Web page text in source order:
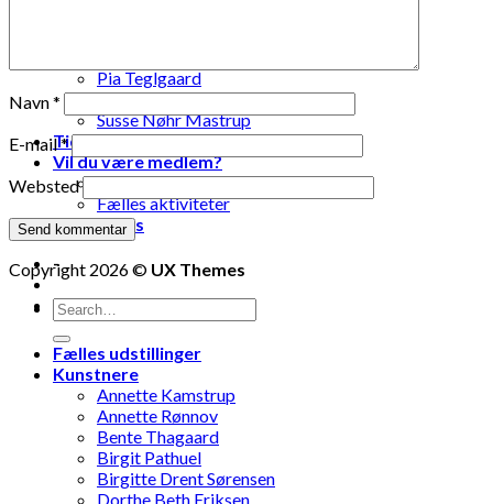
Pia Teglgaard
Stanley Graham
Susse Nøhr Mastrup
Tidligere udstillinger
Vil du være medlem?
Fælles oplevelser
Fælles aktiviteter
Kontakt os
-
-
Navn*
E-mail*
Websted
Copyright 2026 © UX Themes
Fælles udstillinger
Kunstnere
Annette Kamstrup
Annette Rønnov
Bente Thagaard
Birgit Pathuel
Birgitte Drent Sørensen
Dorthe Beth Eriksen